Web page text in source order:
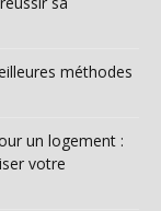
méthodes
un logement :
votre